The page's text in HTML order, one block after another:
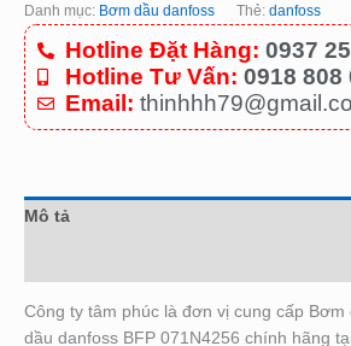
Danh mục: Bơm dầu danfoss Thẻ: danfoss
Hotline Đặt Hàng: 0937
Hotline Tư Vấn: 0918 808
Email:
Mô tả
Công ty tâm phúc là đơn vị cung cấp
dầu danfoss BFP 071N4256 chính hãng